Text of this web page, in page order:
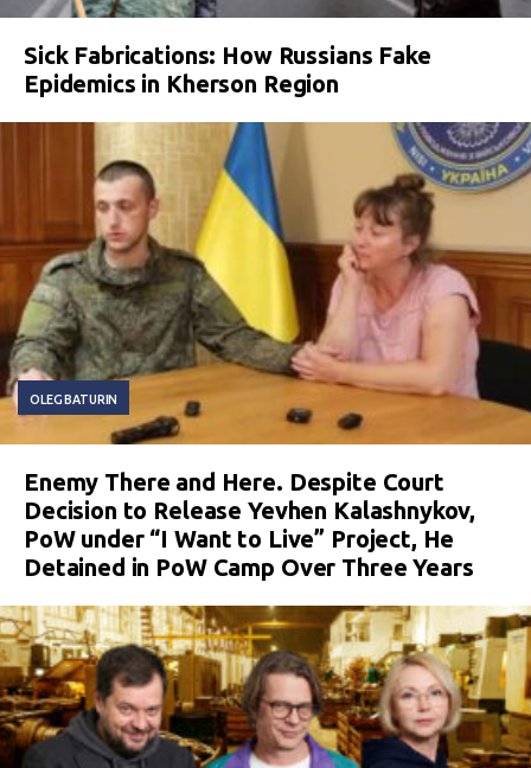
Sick Fabrications: How Russians Fake
Epidemics in Kherson Region
OLEG BATURIN
Enemy There and Here. Despite Court
Decision to Release Yevhen Kalashnykov,
PoW under “I Want to Live” Project, He
Detained in PoW Camp Over Three Years